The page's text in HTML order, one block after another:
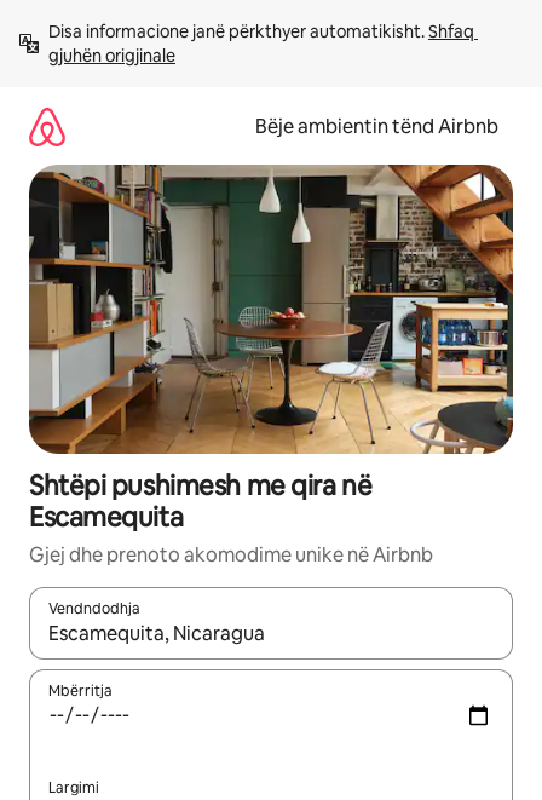
përmbajtja
Disa informacione janë përkthyer automatikisht. Shfaq
gjuhën origjinale
Bëje ambientin tënd Airbnb
Shtëpi pushimesh me qira në
Escamequita
Gjej dhe prenoto akomodime unike në Airbnb
Vendndodhja
Kur rezultatet të jenë të disponueshme, lëviz me butonat e
Mbërritja
Largimi